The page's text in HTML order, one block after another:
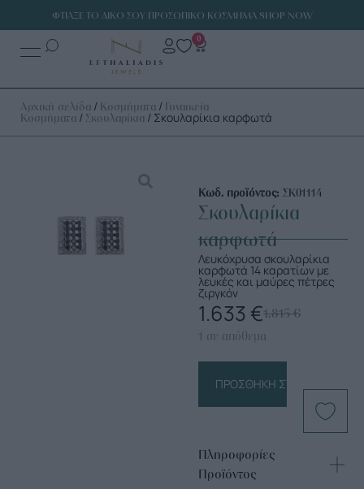
ΦΤΙΑΞΕ ΤΟ ΔΙΚΟ ΣΟΥ ΠΡΟΣΩΠΙΚΟ ΚΟΣΜΗΜΑ SHOP NOW
0
Αρχική σελίδα / Κοσμήματα / Γυναικεία
Κοσμήματα / Σκουλαρίκια / Σκουλαρίκια καρφωτά
Κωδ. προϊόντος: ΣΚ01114
Σκουλαρίκια
καρφωτά
Λευκόχρυσα σκουλαρίκια
καρφωτά 14 καρατίων με
λευκές και μαύρες πέτρες
ζιργκόν
1.815€
1.633 €
1 σε απόθεμα
ΠΡΟΣΘΉΚΗ ΣΤΟ ΚΑΛΆΘΙ
Πληροφορίες
Προϊόντος